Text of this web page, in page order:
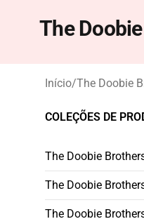
The
Início/The Doobie
COLEÇÕES DE
The Doobie
The Doobie
The Doobie